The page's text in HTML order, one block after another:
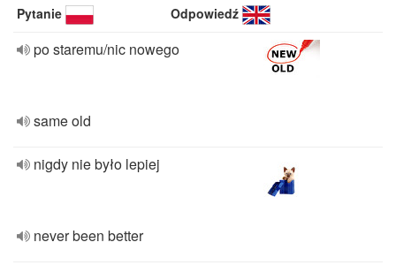
Pytanie Odpowiedź
po staremu/nic nowego
same old
nigdy nie było lepiej
never been better